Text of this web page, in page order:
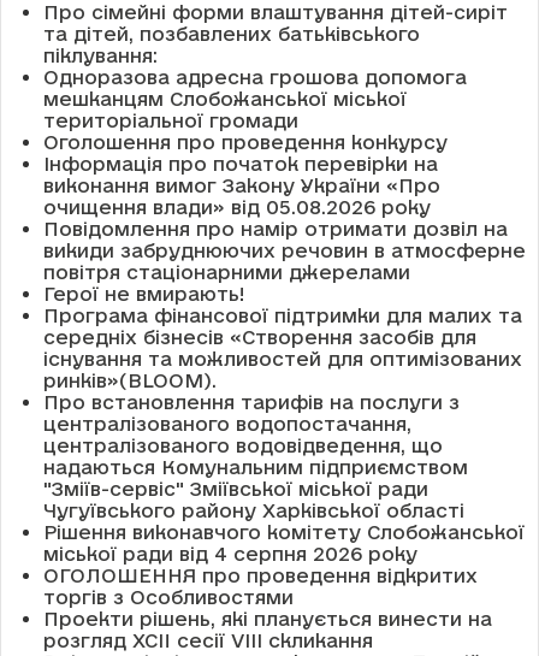
Про сімейні форми влаштування дітей-сиріт
та дітей, позбавлених батьківського
піклування:
Одноразова адресна грошова допомога
мешканцям Слобожанської міської
територіальної громади
Оголошення про проведення конкурсу
Інформація про початок перевірки на
виконання вимог Закону України «Про
очищення влади» від 05.08.2026 року
Повідомлення про намір отримати дозвіл на
викиди забруднюючих речовин в атмосферне
повітря стаціонарними джерелами
Герої не вмирають!
Програма фінансової підтримки для малих та
середніх бізнесів «Створення засобів для
існування та можливостей для оптимізованих
ринків»(BLOOM).
Про встановлення тарифів на послуги з
централізованого водопостачання,
централізованого водовідведення, що
надаються Комунальним підприємством
"Зміїв-сервіс" Зміївської міської ради
Чугуївського району Харківської області
Рішення виконавчого комітету Слобожанської
міської ради від 4 серпня 2026 року
ОГОЛОШЕННЯ про проведення відкритих
торгів з Особливостями
Проекти рішень, які планується винести на
розгляд XCII сесії VІІІ скликання